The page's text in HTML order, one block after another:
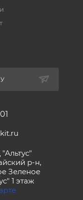
р-н,
Зеленое
1 этаж